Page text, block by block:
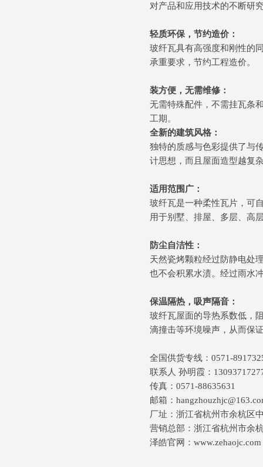
对产品和应用技术的不断研
轻质环保，节约造价：
玻纤瓦具有高强度和刚性的
承重要求，节约工程造价。
装方便，无需维修：
无需特殊配件，不需挂瓦条
工期。
全新的建筑风格：
独特的质感与色彩提供了与
计思想，而且屋面造型越复
适用范围广：
玻纤瓦是一种柔性瓦片，可
用于别墅、排屋、多层、高
防尘自洁性：
天然瓷烤颗粒经过防静电处
也不会积累水渍。经过雨水
保温隔热，吸声隔音：
玻纤瓦屋面的导热系数低，
滴撞击等环境噪声，从而保
全国供货专线：0571-
联系人 孙明霞：
传真：0571-88635631
邮箱：
厂址：浙江省杭州市余杭区
营销总部：浙江省杭州市余
泽皓官网：www.zehaojc.com